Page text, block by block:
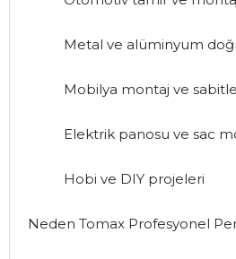
Metal ve alüminyum
Mobilya montaj ve
Elektrik panosu ve sac
Hobi ve DIY projeleri
Neden Tomax Profesyonel